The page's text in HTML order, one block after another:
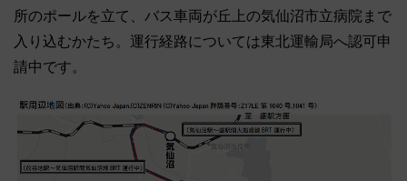
所のポールを立て、バス車両が丘上の気仙沼市立病院まで
入り込むかたち。運行経路については東北運輸局へ認可申
請中です。